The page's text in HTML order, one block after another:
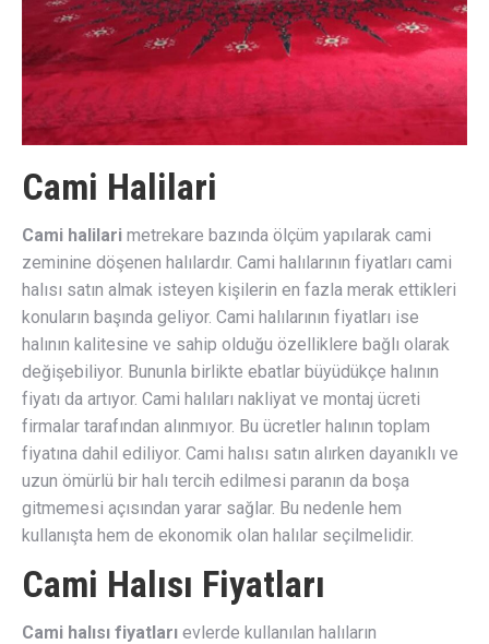
Cami Halilari
Cami halilari metrekare bazında ölçüm yapılarak cami
zeminine döşenen halılardır. Cami halılarının fiyatları cami
halısı satın almak isteyen kişilerin en fazla merak ettikleri
konuların başında geliyor. Cami halılarının fiyatları ise
halının kalitesine ve sahip olduğu özelliklere bağlı olarak
değişebiliyor. Bununla birlikte ebatlar büyüdükçe halının
fiyatı da artıyor. Cami halıları nakliyat ve montaj ücreti
firmalar tarafından alınmıyor. Bu ücretler halının toplam
fiyatına dahil ediliyor. Cami halısı satın alırken dayanıklı ve
uzun ömürlü bir halı tercih edilmesi paranın da boşa
gitmemesi açısından yarar sağlar. Bu nedenle hem
kullanışta hem de ekonomik olan halılar seçilmelidir.
Cami Halısı Fiyatları
Cami halısı fiyatları evlerde kullanılan halıların